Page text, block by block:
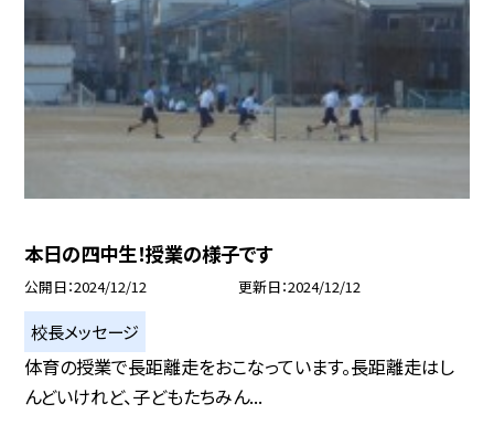
本日の四中生！授業の様子です
公開日 2024/12/12 更新日 2024/12/12
校長メッセージ
体育の授業で長距離走をおこなっています。長距離走はし
んどいけれど、子どもたちみん...